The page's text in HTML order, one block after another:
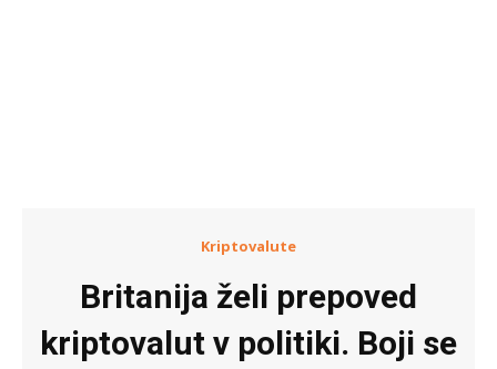
Kriptovalute
Britanija želi prepoved
kriptovalut v politiki. Boji se